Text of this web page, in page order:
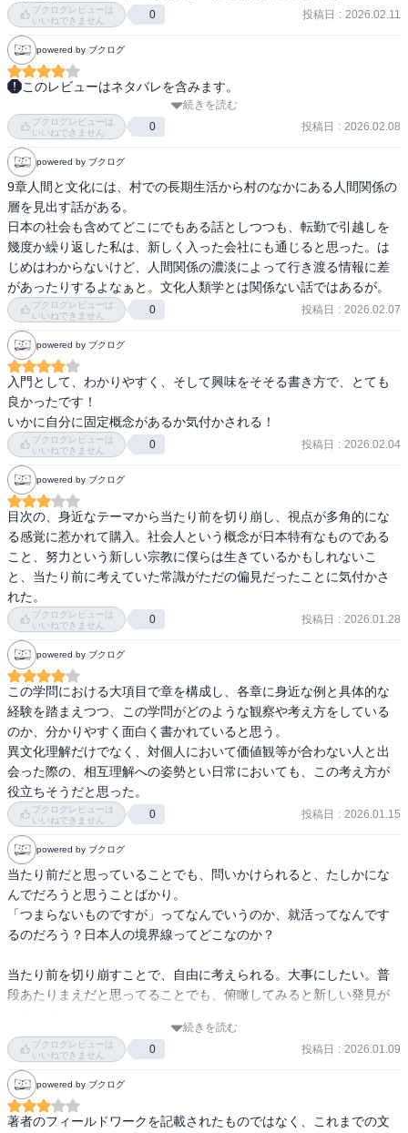
ブクログレビューは
いいねできません
0 投稿日 : 2026.02.11
powered by ブクログ
このレビューはネタバレを含みます。
文化人類学が問う「あたりまえ」を平易に解説してくれるめちゃ良
書。
いくつかポイントはあったけど、「私たちがあたりまえと思ってる
ことって何だろう？」がやはりキーかな。
学びになった内容は多いけど、穢れ/タブーとされるのは、カテゴリ
ーの間にあるアノマリーだというダグラスの論理は驚いたな。
境界が異例なものを作り出すのは井戸や川に代表されるけど、あれ
はそういう理屈だったのかと。道祖神はある意味その不安定さから
人を守るために開発された神だったのだなぁ。
続きを読む
ブクログレビューは
いいねできません
0 投稿日 : 2026.02.08
powered by ブクログ
9章人間と文化には、村での長期生活から村のなかにある人間関係の
層を見出す話がある。
日本の社会も含めてどこにでもある話としつつも、転勤で引越しを
幾度か繰り返した私は、新しく入った会社にも通じると思った。は
じめはわからないけど、人間関係の濃淡によって行き渡る情報に差
があったりするよなぁと。文化人類学とは関係ない話ではあるが。
ブクログレビューは
いいねできません
0 投稿日 : 2026.02.07
powered by ブクログ
入門として、わかりやすく、そして興味をそそる書き方で、とても
良かったです！
いかに自分に固定概念があるか気付かされる！
ブクログレビューは
いいねできません
0 投稿日 : 2026.02.04
powered by ブクログ
目次の、身近なテーマから当たり前を切り崩し、視点が多角的にな
る感覚に惹かれて購入。社会人という概念が日本特有なものである
こと、努力という新しい宗教に僕らは生きているかもしれないこ
と、当たり前に考えていた常識がただの偏見だったことに気付かさ
れた。
ブクログレビューは
いいねできません
0 投稿日 : 2026.01.28
powered by ブクログ
この学問における大項目で章を構成し、各章に身近な例と具体的な
経験を踏まえつつ、この学問がどのような観察や考え方をしている
のか、分かりやすく面白く書かれていると思う。
異文化理解だけでなく、対個人において価値観等が合わない人と出
会った際の、相互理解への姿勢とい日常においても、この考え方が
役立ちそうだと思った。
ブクログレビューは
いいねできません
0 投稿日 : 2026.01.15
powered by ブクログ
当たり前だと思っていることでも、問いかけられると、たしかにな
んでだろうと思うことばかり。
「つまらないものですが」ってなんでいうのか、就活ってなんです
るのだろう？日本人の境界線ってどこなのか？
当たり前を切り崩すことで、自由に考えられる。大事にしたい。普
段あたりまえだと思ってることでも、俯瞰してみると新しい発見が
続きを読む
ブクログレビューは
いいねできません
0 投稿日 : 2026.01.09
powered by ブクログ
著者のフィールドワークを記載されたものではなく、これまでの文